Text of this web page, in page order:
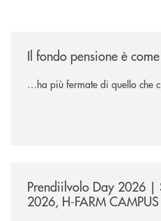
Il fondo pensione è
…ha più fermate di quello che
Prendiilvolo Day 2026 |
2026, H-FARM